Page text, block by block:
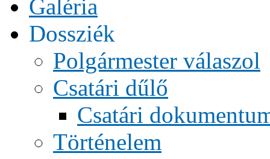
Galéria
Dossziék
Polgármester válaszol
Csatári dűlő
Csatári
Történelem